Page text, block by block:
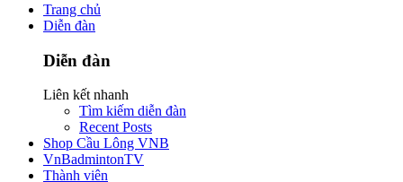
Trang chủ
Diễn đàn
Diễn đàn
Liên kết nhanh
Tìm kiếm diễn đàn
Recent Posts
Shop Cầu Lông VNB
VnBadmintonTV
Thành viên